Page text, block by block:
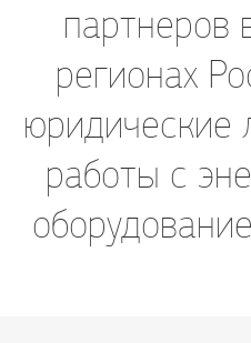
партнеров
регионах
юридические
работы с